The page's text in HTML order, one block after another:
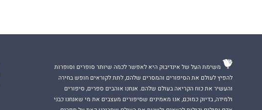
משימת העל של אינדיבוק היא לאפשר לכמה שיותר סופרים וסופרות
להפיץ לעולם את הסיפורים והמסרים שלהם, לתת לקוראים חופש בחירה
והעשיר את כוח הקריאה בעולם שלהם. אנחנו אוהבים ספרים, סיפורים
ולמידה, בדיוק כמוכם, אנו מאמינים שסיפורים מעצבים את מי שאנחנו כבני